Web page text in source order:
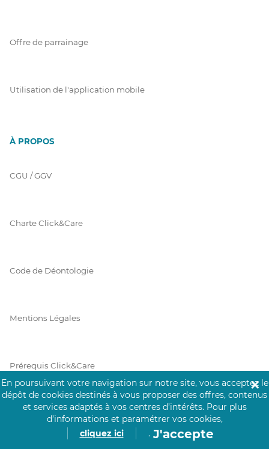
Offre de parrainage
Utilisation de l'application mobile
À PROPOS
CGU / GGV
Charte Click&Care
Code de Déontologie
Mentions Légales
Prérequis Click&Care
Protection des Données
En poursuivant votre navigation sur notre site, vous acceptez le
dépôt de cookies destinés à vous proposer des offres, contenus
et services adaptés à vos centres d’intérêts. Pour plus
d’informations et paramétrer vos cookies,
cliquez ici
. J'accepte
✕